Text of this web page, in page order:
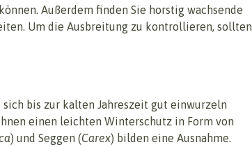
Außerdem finden Sie horstig wachsende
Um die Ausbreitung zu kontrollieren, sollten
sich bis zur kalten Jahreszeit gut einwurzeln
einen leichten Winterschutz in Form von
) und Seggen (Carex) bilden eine Ausnahme.